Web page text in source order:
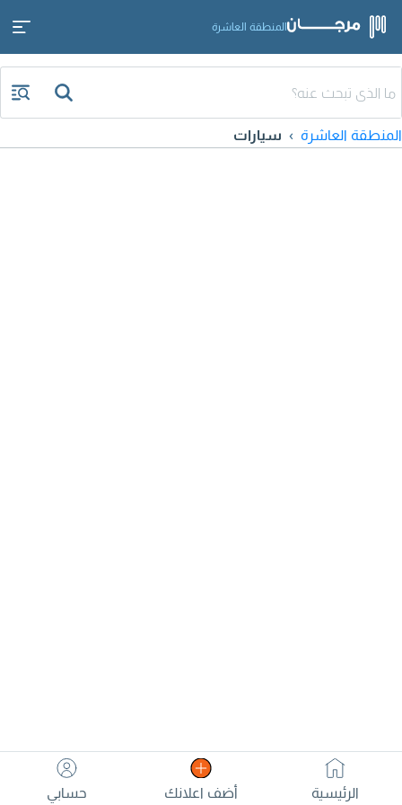
المنطقة العاشرة
المنطقة العاشرة سيارات
الرئيسية أضف اعلانك حسابي